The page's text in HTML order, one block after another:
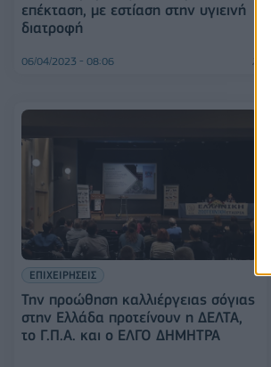
επέκταση, με εστίαση στην υγιεινή
διατροφή
06/04/2023 - 08:06
ΕΠΙΧΕΙΡΗΣΕΙΣ
Την προώθηση καλλιέργειας σόγιας
στην Ελλάδα προτείνουν η ΔΕΛΤΑ,
το Γ.Π.Α. και ο ΕΛΓΟ ΔΗΜΗΤΡΑ